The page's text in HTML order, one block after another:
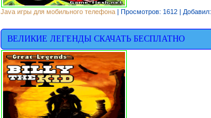
Java игры для мобильного телефона | Просмотров: 1612 | Добавил:
ВЕЛИКИЕ ЛЕГЕНДЫ СКАЧАТЬ БЕСПЛАТНО